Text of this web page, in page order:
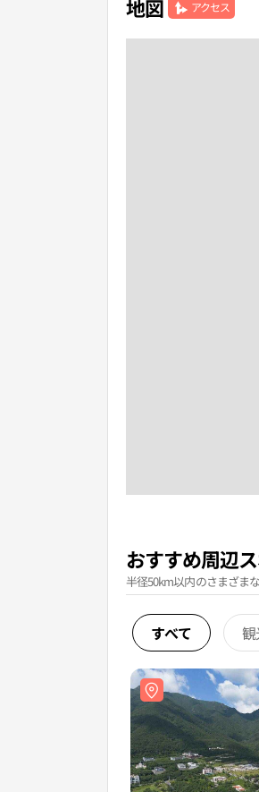
地図 アクセス
おすすめ周辺
半径50km以内のさまざま
すべて